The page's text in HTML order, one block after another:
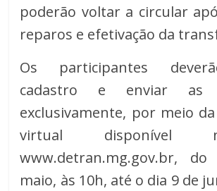
poderão voltar a circular
reparos e efetivação da
Os participantes
cadastro e enviar as
exclusivamente, por meio
virtual disponível
www.detran.mg.gov.br,
maio, às 10h, até o dia 9 de